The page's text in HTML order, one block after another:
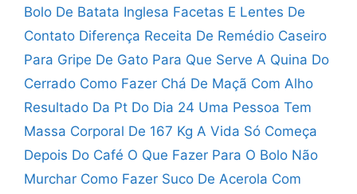
Bolo De Batata Inglesa Facetas E Lentes De
Contato Diferença Receita De Remédio Caseiro
Para Gripe De Gato Para Que Serve A Quina Do
Cerrado Como Fazer Chá De Maçã Com Alho
Resultado Da Pt Do Dia 24 Uma Pessoa Tem
Massa Corporal De 167 Kg A Vida Só Começa
Depois Do Café O Que Fazer Para O Bolo Não
Murchar Como Fazer Suco De Acerola Com